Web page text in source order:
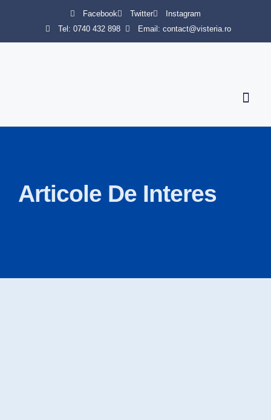
Facebook Twitter
Instagram
Tel: 0740 432 898
Email: contact@visteria.ro
Articole De Interes